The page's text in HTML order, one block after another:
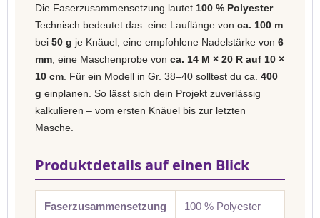
Die Faserzusammensetzung lautet 100 % Polyester.
Technisch bedeutet das: eine Lauflänge von ca. 100 m
bei 50 g je Knäuel, eine empfohlene Nadelstärke von 6
mm , eine Maschenprobe von ca. 14 M × 20 R auf 10 ×
10 cm . Für ein Modell in Gr. 38–40 solltest du ca. 400
g einplanen. So lässt sich dein Projekt zuverlässig
kalkulieren – vom ersten Knäuel bis zur letzten
Masche.
Produktdetails auf einen Blick
Faserzusammensetzung 100 % Polyester